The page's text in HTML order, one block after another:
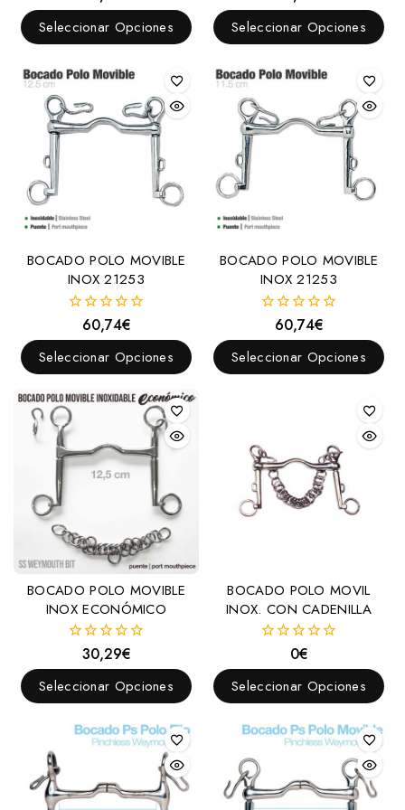
fuera
de
Seleccionar Opciones
fuera
de
Seleccionar Opciones
BOCADO POLO MOVIBLE
INOX 21253
fuera
de
5
60,74€
Seleccionar Opciones
BOCADO POLO MOVIBLE
INOX 21253
fuera
de
5
60,74€
Seleccionar Opciones
BOCADO POLO MOVIBLE
INOX ECONÓMICO
fuera
de
30,29€
Seleccionar Opciones
BOCADO POLO MOVIL
INOX. CON CADENILLA
fuera
de
0€
Seleccionar Opciones